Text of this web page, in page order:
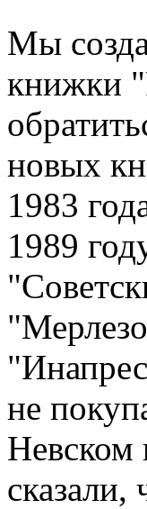
Мы
книжки
новых
1983
1989
не
Невском